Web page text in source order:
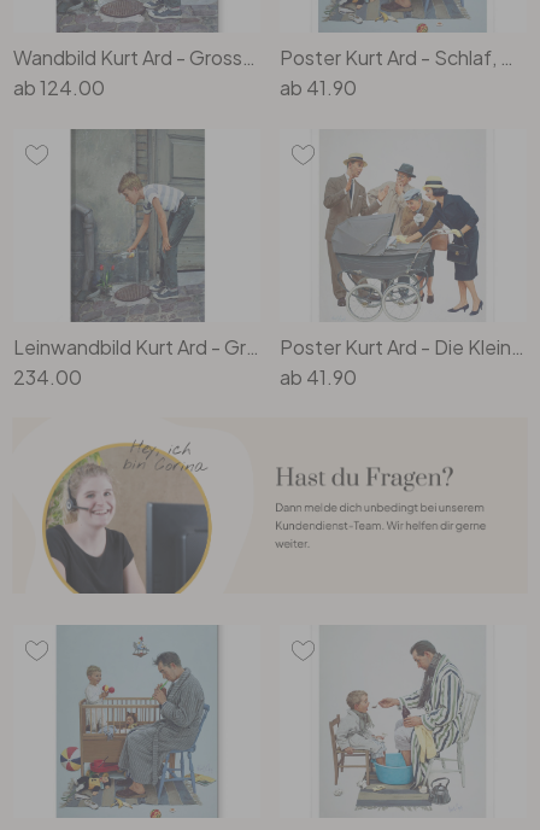
ab124.00
ab 41.90
234.00
ab 41.90